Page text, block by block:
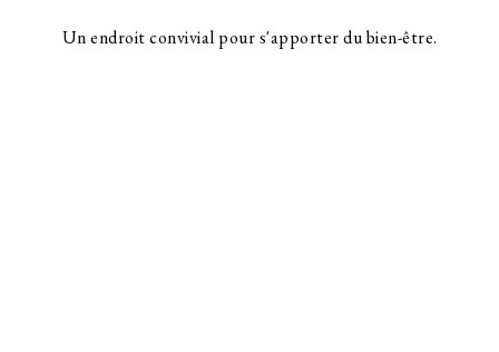
Un endroit convivial pour s'apporter du bien-être.